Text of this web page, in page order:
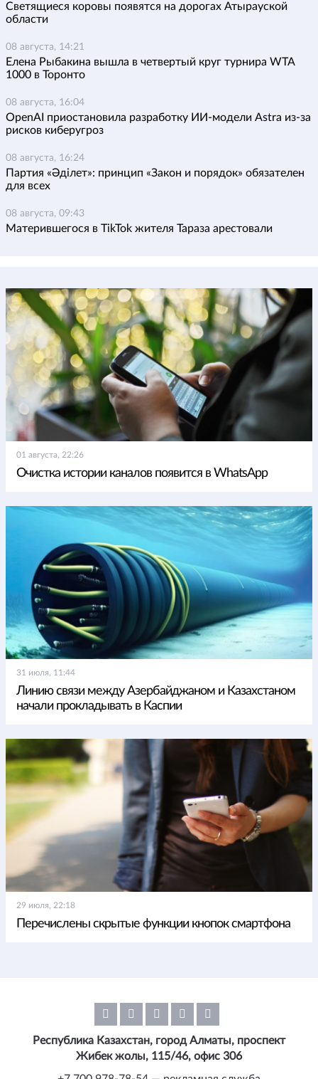
Светящиеся коровы появятся на дорогах Атырауской
области
08 августа, 14:21
Елена Рыбакина вышла в четвертый круг турнира WTA
1000 в Торонто
08 августа, 16:04
OpenAI приостановила разработку ИИ-модели Astra из-за
рисков киберугроз
08 августа, 16:24
Партия «Әділет»: принцип «Закон и порядок» обязателен
для всех
08 августа, 09:43
Матерившегося в TikTok жителя Тараза арестовали
01 августа, 22:26
Очистка истории каналов появится в WhatsApp
31 июля, 11:44
Линию связи между Азербайджаном и Казахстаном
начали прокладывать в Каспии
29 июля, 22:18
Перечислены скрытые функции кнопок смартфона
Республика Казахстан, город Алматы, проспект
Жибек жолы, 115/46, офис 306